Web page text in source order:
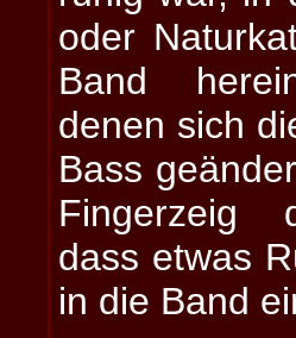
oder
Band
denen sich
Bass
Fingerzeig
dass etwas
in die Band